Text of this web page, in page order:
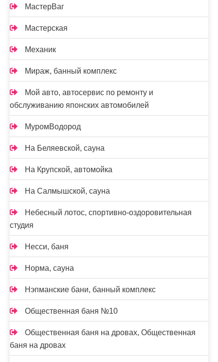
МастерВаг
Мастерская
Механик
Мираж, банный комплекс
Мой авто, автосервис по ремонту и
обслуживанию японских автомобилей
МуромВодород
На Беляевской, сауна
На Крупской, автомойка
На Салмышской, сауна
Небесный лотос, спортивно-оздоровительная
студия
Несси, баня
Норма, сауна
Нэпманские бани, банный комплекс
Общественная баня №10
Общественная баня на дровах, Общественная
баня на дровах